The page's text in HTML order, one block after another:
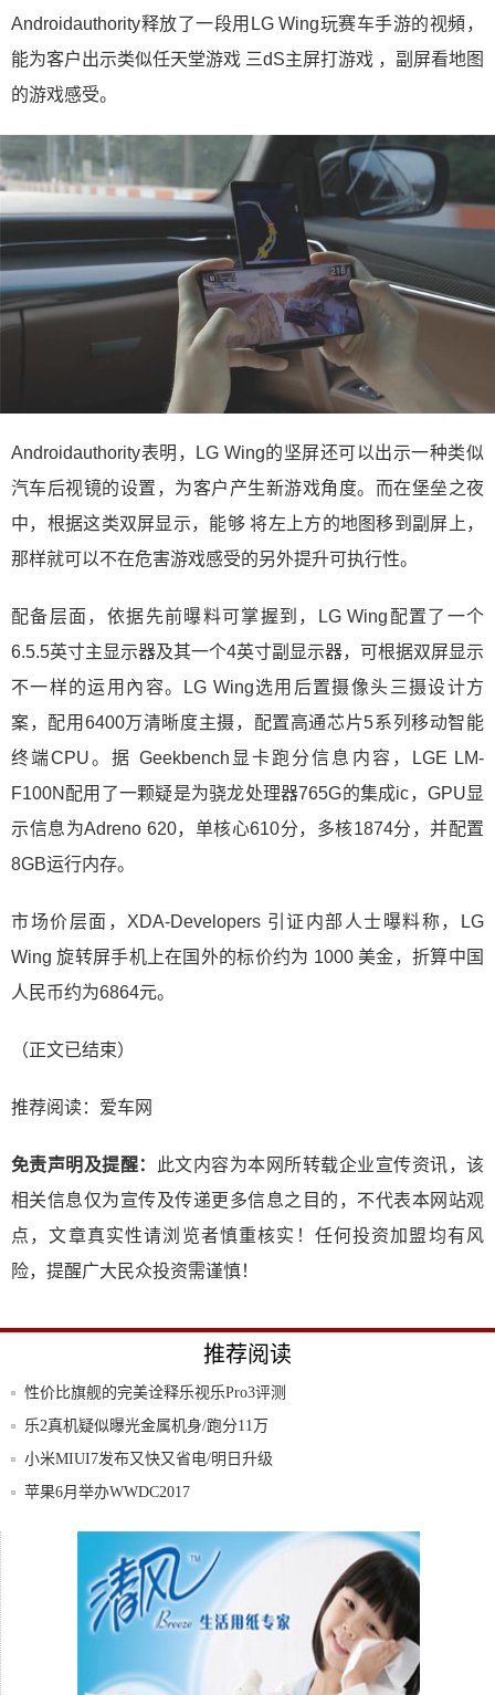
Androidauthority释放了一段用LG Wing玩赛车手游的视頻，
能为客户出示类似任天堂游戏 三dS主屏打游戏 ，副屏看地图
的游戏感受。
Androidauthority表明，LG Wing的坚屏还可以出示一种类似
汽车后视镜的设置，为客户产生新游戏角度。而在堡垒之夜
中，根据这类双屏显示，能够 将左上方的地图移到副屏上，
那样就可以不在危害游戏感受的另外提升可执行性。
配备层面，依据先前曝料可掌握到，LG Wing配置了一个
6.5.5英寸主显示器及其一个4英寸副显示器，可根据双屏显示
不一样的运用內容。LG Wing选用后置摄像头三摄设计方
案，配用6400万清晰度主摄，配置高通芯片5系列移动智能
终端CPU。据 Geekbench显卡跑分信息内容，LGE LM-
F100N配用了一颗疑是为骁龙处理器765G的集成ic，GPU显
示信息为Adreno 620，单核心610分，多核1874分，并配置
8GB运行内存。
市场价层面，XDA-Developers 引证内部人士曝料称，LG
Wing 旋转屏手机上在国外的标价约为 1000 美金，折算中国
人民币约为6864元。
（正文已结束）
推荐阅读： 爱车网
免责声明及提醒：
此文内容为本网所转载企业宣传资讯，该
相关信息仅为宣传及传递更多信息之目的，不代表本网站观
点，文章真实性请浏览者慎重核实！任何投资加盟均有风
险，提醒广大民众投资需谨慎！
推荐阅读
性价比旗舰的完美诠释乐视乐Pro3评测
乐2真机疑似曝光金属机身/跑分11万
小米MIUI7发布又快又省电/明日升级
苹果6月举办WWDC2017
自己制作IPhone手机铃声